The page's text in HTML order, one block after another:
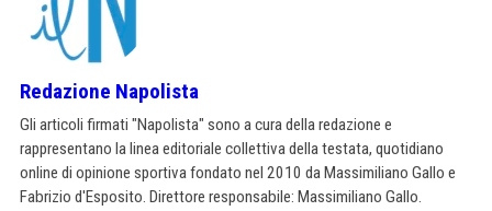
Redazione Napolista
Gli articoli firmati "Napolista" sono a cura della redazione e
rappresentano la linea editoriale collettiva della testata, quotidiano
online di opinione sportiva fondato nel 2010 da Massimiliano Gallo e
Fabrizio d'Esposito. Direttore responsabile: Massimiliano Gallo.